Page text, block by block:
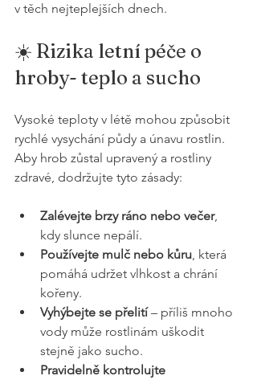
v těch nejteplejších dnech.
☀️ Rizika letní péče o
hroby- teplo a sucho
Vysoké teploty v létě mohou způsobit
rychlé vysychání půdy a únavu rostlin.
Aby hrob zůstal upravený a rostliny
zdravé, dodržujte tyto zásady:
Zalévejte brzy ráno nebo večer,
kdy slunce nepálí.
Používejte mulč nebo kůru, která
pomáhá udržet vlhkost a chrání
kořeny.
Vyhýbejte se přelití – příliš mnoho
vody může rostlinám uškodit
stejně jako sucho.
Pravidelně kontrolujte